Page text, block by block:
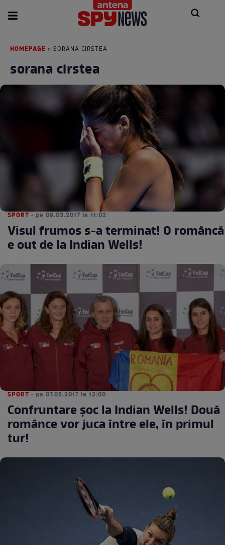
HOMEPAGE » SORANA CIRSTEA
sorana cirstea
SPORT • pe 09.03.2017 la 11:02
Visul frumos s-a terminat! O româncă
e out de la Indian Wells!
SPORT • pe 07.03.2017 la 12:00
Confruntare şoc la Indian Wells! Două
românce vor juca între ele, în primul
tur!